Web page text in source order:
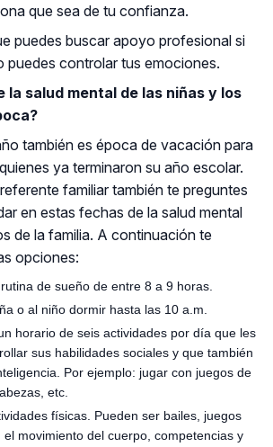
que sea de tu confianza.
puedes buscar apoyo profesional si
puedes controlar tus emociones.
la salud mental de las niñas y los
también es época de vacación para
ya terminaron su año escolar.
familiar también te preguntes
en estas fechas de la salud mental
de la familia. A continuación te
opciones:
de sueño de entre 8 a 9 horas.
o al niño dormir hasta las 10 a.m.
horario de seis actividades por día que les
sus habilidades sociales y que también
Por ejemplo: jugar con juegos de
etc.
físicas. Pueden ser bailes, juegos
el movimiento del cuerpo, competencias y